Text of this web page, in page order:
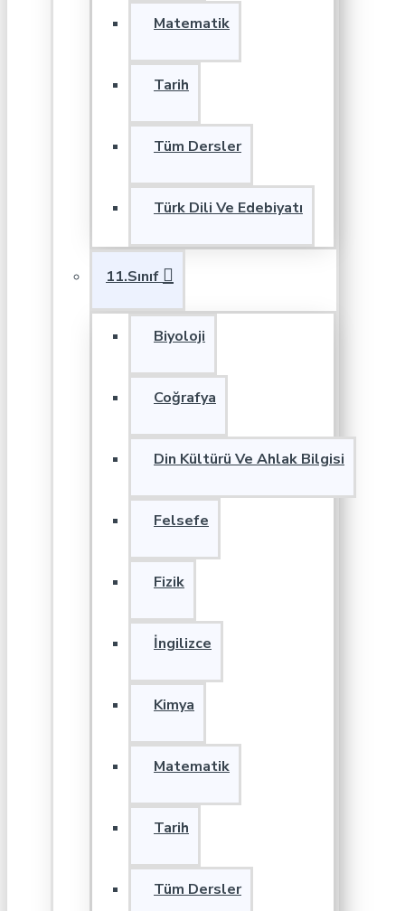
Matematik
Tarih
Tüm Dersler
Türk Dili Ve Edebiyatı
11.Sınıf
Biyoloji
Coğrafya
Din Kültürü Ve Ahlak Bilgisi
Felsefe
Fizik
İngilizce
Kimya
Matematik
Tarih
Tüm Dersler